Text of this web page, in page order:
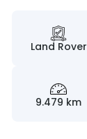
Land Rover
9.479 km